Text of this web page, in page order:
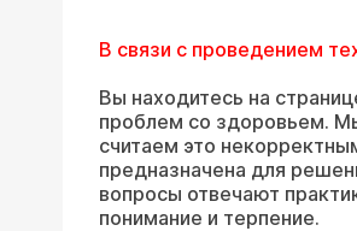
В связи с проведением
Вы находитесь на
проблем со здоровьем.
считаем это
предназначена для
вопросы отвечают
понимание и терпение.